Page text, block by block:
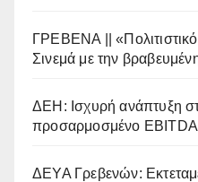
ΓΡΕΒΕΝΑ ||
Σινεμά με την
ΔΕΗ: Ισχυρή ανάπτυξη
προσαρμοσμένο EBITDA
ΔΕΥΑ Γρεβενών: